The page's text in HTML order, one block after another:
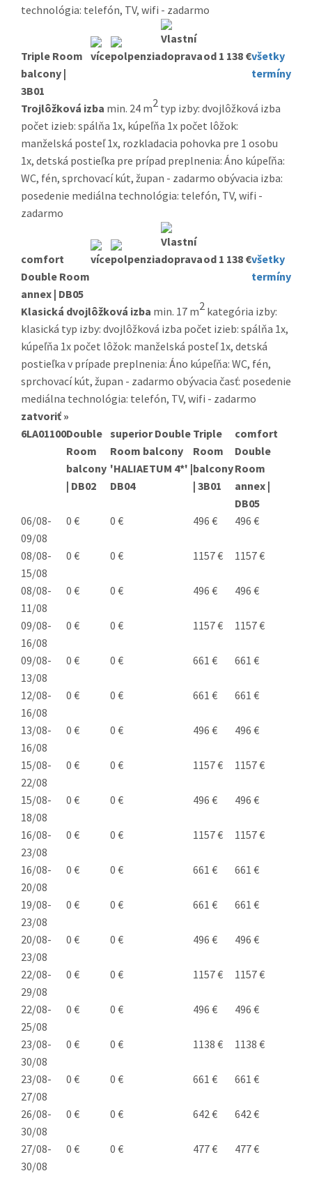
technológia: telefón, TV, wifi - zadarmo
Triple Room
balcony |
3B01
od 1 138 €všetky
termíny
Trojlôžková izba min. 24 m2 typ izby: dvojlôžková izba
počet izieb: spálňa 1x, kúpeľňa 1x počet lôžok:
manželská posteľ 1x, rozkladacia pohovka pre 1 osobu
1x, detská postieľka pre prípad preplnenia: Áno kúpeľňa:
WC, fén, sprchovací kút, župan - zadarmo obývacia izba:
posedenie mediálna technológia: telefón, TV, wifi -
zadarmo
comfort
Double Room
annex | DB05
od 1 138 €všetky
termíny
Klasická dvojlôžková izba min. 17 m2 kategória izby:
klasická typ izby: dvojlôžková izba počet izieb: spálňa 1x,
kúpeľňa 1x počet lôžok: manželská posteľ 1x, detská
postieľka v prípade preplnenia: Áno kúpeľňa: WC, fén,
sprchovací kút, župan - zadarmo obývacia časť: posedenie
mediálna technológia: telefón, TV, wifi - zadarmo
zatvoriť »
6LA01100Double
Room
balcony
| DB02
superior Double
Room balcony
'HALIAETUM 4*' |
DB04
Triple
Room
balcony
| 3B01
comfort
Double
Room
annex |
DB05
06/08-
09/08
0 € 0 € 496 € 496 €
08/08-
15/08
0 € 0 € 1157 € 1157 €
08/08-
11/08
0 € 0 € 496 € 496 €
09/08-
16/08
0 € 0 € 1157 € 1157 €
09/08-
13/08
0 € 0 € 661 € 661 €
12/08-
16/08
0 € 0 € 661 € 661 €
13/08-
16/08
0 € 0 € 496 € 496 €
15/08-
22/08
0 € 0 € 1157 € 1157 €
15/08-
18/08
0 € 0 € 496 € 496 €
16/08-
23/08
0 € 0 € 1157 € 1157 €
16/08-
20/08
0 € 0 € 661 € 661 €
19/08-
23/08
0 € 0 € 661 € 661 €
20/08-
23/08
0 € 0 € 496 € 496 €
22/08-
29/08
0 € 0 € 1157 € 1157 €
22/08-
25/08
0 € 0 € 496 € 496 €
23/08-
30/08
0 € 0 € 1138 € 1138 €
23/08-
27/08
0 € 0 € 661 € 661 €
26/08-
30/08
0 € 0 € 642 € 642 €
27/08-
30/08
0 € 0 € 477 € 477 €